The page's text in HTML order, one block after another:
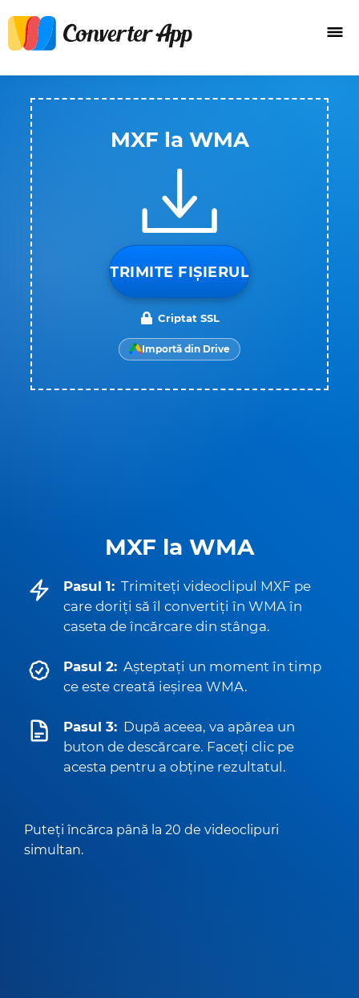
MXF la WMA
Pasul 1: Trimiteți videoclipul MXF pe
care doriți să îl convertiți în WMA în
caseta de încărcare din stânga.
Pasul 2: Așteptați un moment în timp
ce este creată ieșirea WMA.
Pasul 3: După aceea, va apărea un
buton de descărcare. Faceți clic pe
acesta pentru a obține rezultatul.
Puteți încărca până la 20 de videoclipuri
simultan.
MXF la WMA
TRIMITE FIȘIERUL
Criptat SSL
Importă din Drive